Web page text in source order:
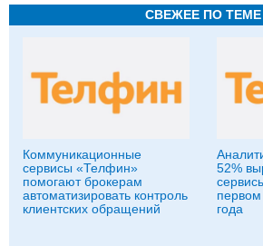
СВЕЖЕЕ ПО ТЕМЕ
Коммуникационные
сервисы «Телфин»
помогают брокерам
автоматизировать контроль
клиентских обращений
52%
года